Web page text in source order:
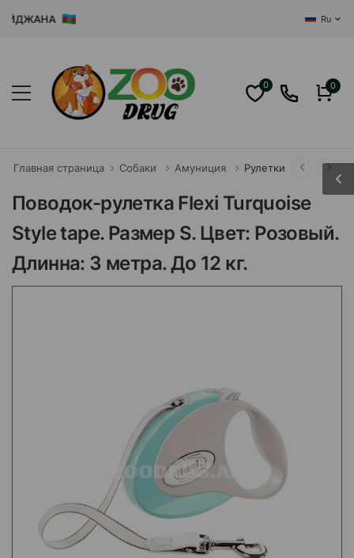
Ru
0 0
Главная страница Собаки Амуниция Рулетки
Поводок-рулетка Flexi Turquoise
Style tape. Размер S. Цвет: Розовый.
Длинна: 3 метра. До 12 кг.